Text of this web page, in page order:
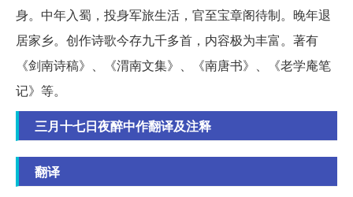
身。中年入蜀，投身军旅生活，官至宝章阁待制。晚年退
居家乡。创作诗歌今存九千多首，内容极为丰富。著有
《剑南诗稿》、《渭南文集》、《南唐书》、《老学庵笔
记》等。
三月十七日夜醉中作翻译及注释
翻译